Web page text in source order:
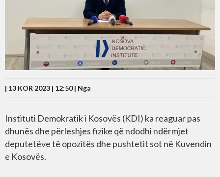
| 13 KOR 2023 | 12:50 | Nga
Instituti Demokratik i Kosovës (KDI) ka reaguar pas
dhunës dhe përleshjes fizike që ndodhi ndërmjet
deputetëve të opozitës dhe pushtetit sot në Kuvendin
e Kosovës.